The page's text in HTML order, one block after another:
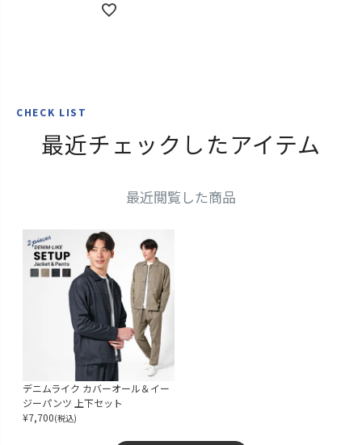
CHECK LIST
最近チェックしたアイテム
最近閲覧した商品
デニムライク カバーオール＆イー
ジーパンツ 上下セット
¥7,700(税込)